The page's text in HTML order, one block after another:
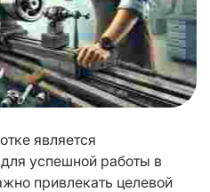
является
успешной работы в
привлекать целевой